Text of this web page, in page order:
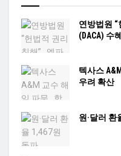
연방법원
(DACA) 수
텍사스
우려 확산
원·달러 환